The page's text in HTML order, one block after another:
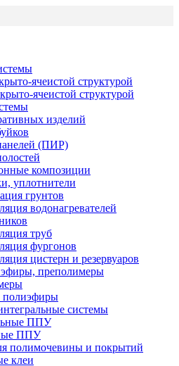
ячеистой структурой
ячеистой структурой
изделий
(ПИР)
композиции
уплотнители
грунтов
водонагревателей
труб
фургонов
цистерн и резервуаров
преполимеры
системы
ППУ
ППУ
полимочевины и покрытий
клеи